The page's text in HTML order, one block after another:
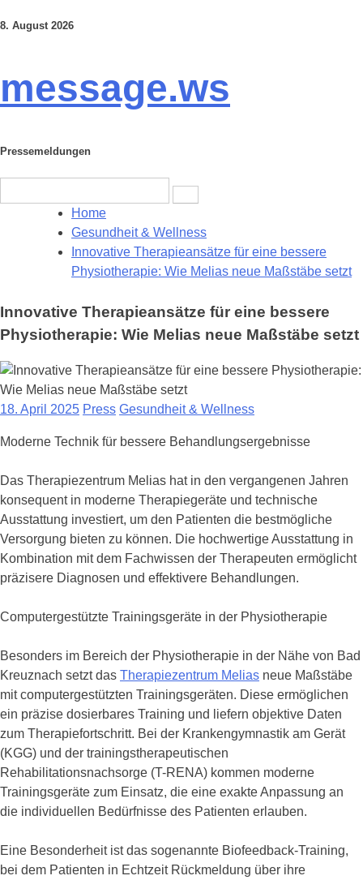
Skip
8. August 2026
message.ws
Pressemeldungen
for:
Home
Gesundheit & Wellness
Innovative Therapieansätze für eine bessere
Physiotherapie: Wie Melias neue Maßstäbe setzt
Innovative Therapieansätze für eine bessere
Physiotherapie: Wie Melias neue Maßstäbe setzt
18. April 2025 Press Gesundheit & Wellness
Moderne Technik für bessere Behandlungsergebnisse
Das Therapiezentrum Melias hat in den vergangenen Jahren
konsequent in moderne Therapiegeräte und technische
Ausstattung investiert, um den Patienten die bestmögliche
Versorgung bieten zu können. Die hochwertige Ausstattung in
Kombination mit dem Fachwissen der Therapeuten ermöglicht
präzisere Diagnosen und effektivere Behandlungen.
Computergestützte Trainingsgeräte in der Physiotherapie
Besonders im Bereich der Physiotherapie in der Nähe von Bad
Kreuznach setzt das Therapiezentrum Melias neue Maßstäbe
mit computergestützten Trainingsgeräten. Diese ermöglichen
ein präzise dosierbares Training und liefern objektive Daten
zum Therapiefortschritt. Bei der Krankengymnastik am Gerät
(KGG) und der trainingstherapeutischen
Rehabilitationsnachsorge (T-RENA) kommen moderne
Trainingsgeräte zum Einsatz, die eine exakte Anpassung an
die individuellen Bedürfnisse des Patienten erlauben.
Eine Besonderheit ist das sogenannte Biofeedback-Training,
bei dem Patienten in Echtzeit Rückmeldung über ihre